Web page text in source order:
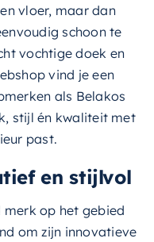
vloer, maar dan
schoon te
vochtige doek en
vind je een
als Belakos
stijl én kwaliteit met
past.
en stijlvol
merk op het gebied
om zijn innovatieve